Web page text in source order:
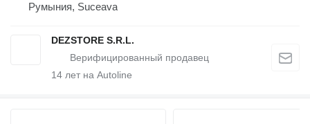
Румыния, Suceava
DEZSTORE S.R.L.
14 лет на Autoline